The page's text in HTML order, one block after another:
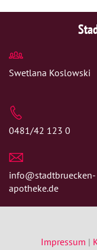
Swetlana Koslowski
0481/42 123 0
info@stadtbruecken-
apotheke.de
Impressum |